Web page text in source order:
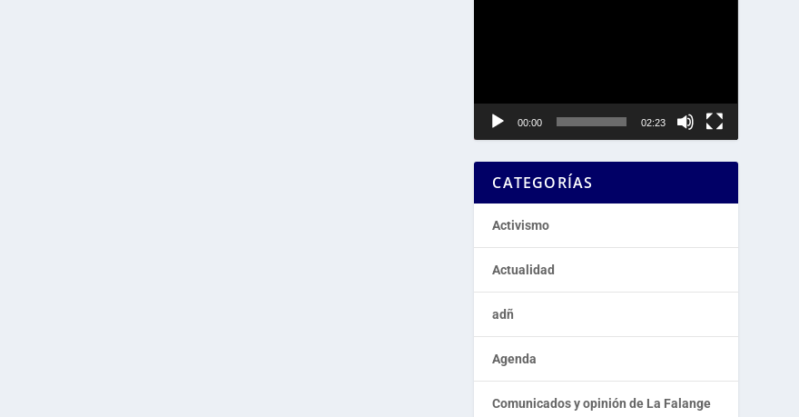
00:00 02:23
CATEGORÍAS
Activismo
Actualidad
adñ
Agenda
Comunicados y opinión de La Falange